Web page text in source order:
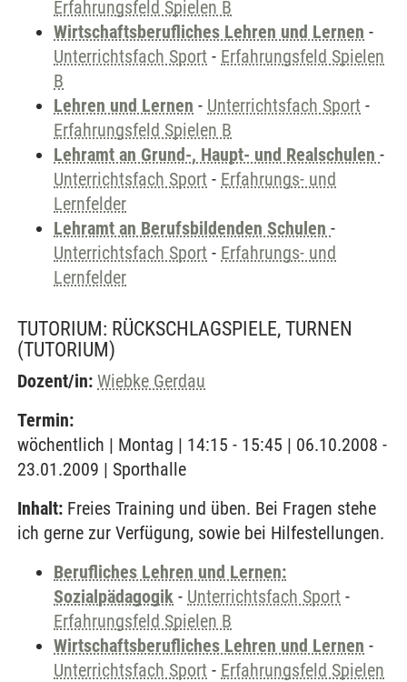
Erfahrungsfeld Spielen B
Wirtschaftsberufliches Lehren und Lernen -
Unterrichtsfach Sport - Erfahrungsfeld Spielen
B
Lehren und Lernen - Unterrichtsfach Sport -
Erfahrungsfeld Spielen B
Lehramt an Grund-, Haupt- und Realschulen -
Unterrichtsfach Sport - Erfahrungs- und
Lernfelder
Lehramt an Berufsbildenden Schulen -
Unterrichtsfach Sport - Erfahrungs- und
Lernfelder
TUTORIUM: RÜCKSCHLAGSPIELE, TURNEN
(TUTORIUM)
Dozent/in: Wiebke Gerdau
Termin:
wöchentlich | Montag | 14:15 - 15:45 | 06.10.2008 -
23.01.2009 | Sporthalle
Inhalt: Freies Training und üben. Bei Fragen stehe
ich gerne zur Verfügung, sowie bei Hilfestellungen.
Berufliches Lehren und Lernen:
Sozialpädagogik - Unterrichtsfach Sport -
Erfahrungsfeld Spielen B
Wirtschaftsberufliches Lehren und Lernen -
Unterrichtsfach Sport - Erfahrungsfeld Spielen